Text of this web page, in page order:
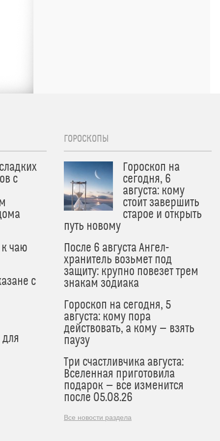
с
чаю
с
ГОРОСКОПЫ
Гороскоп на
сегодня, 6
августа: кому
стоит завершить
старое и открыть
путь новому
После 6 августа Ангел-
хранитель возьмет под
защиту: крупно повезет трем
знакам зодиака
Гороскоп на сегодня, 5
августа: кому пора
действовать, а кому — взять
паузу
Три счастливчика августа:
Вселенная приготовила
подарок — все изменится
после 05.08.26
Все новости раздела